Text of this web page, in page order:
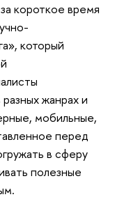
короткое время
который
жанрах и
мобильные,
перед
в сферу
полезные